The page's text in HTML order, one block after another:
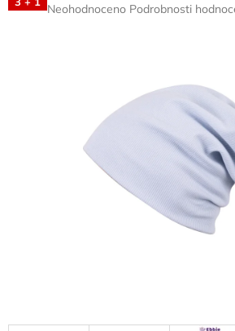
Průměrné
Neohodnoceno Podrobnosti